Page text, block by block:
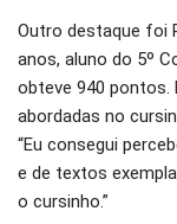
Outro destaque foi
anos, aluno do 5º
obteve 940 pontos.
abordadas no
“Eu consegui
e de textos
o cursinho.”